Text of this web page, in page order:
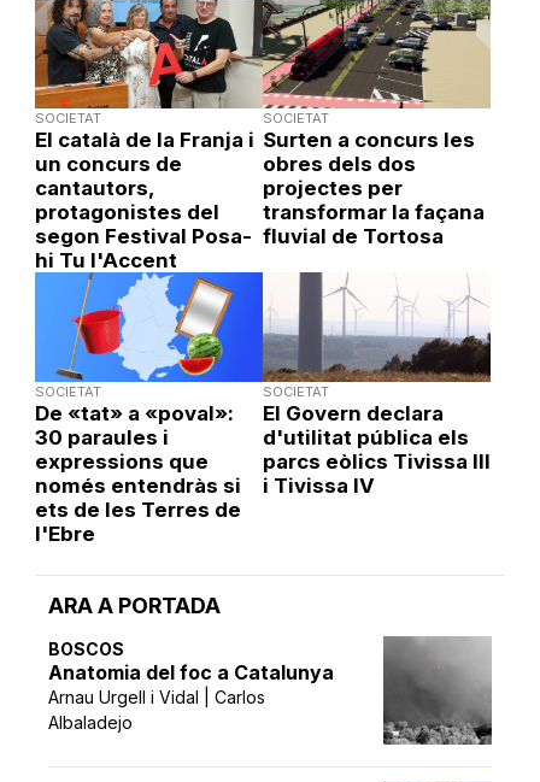
ARA A PORTADA
BOSCOS
Anatomia del foc a Catalunya
Arnau Urgell i Vidal | Carlos
Albaladejo
SOCIETAT
El català de la Franja i
un concurs de
cantautors,
protagonistes del
segon Festival Posa-
hi Tu l'Accent
SOCIETAT
Surten a concurs les
obres dels dos
projectes per
transformar la façana
fluvial de Tortosa
SOCIETAT
De «tat» a «poval»:
30 paraules i
expressions que
només entendràs si
ets de les Terres de
l'Ebre
SOCIETAT
El Govern declara
d'utilitat pública els
parcs eòlics Tivissa III
i Tivissa IV